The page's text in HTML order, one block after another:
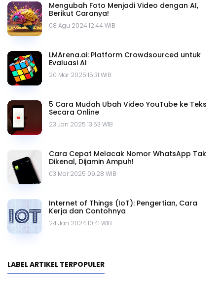
Mengubah Foto Menjadi Video dengan AI,
Berikut Caranya!
08 Agu 2024 12.44 WIB
LMArena.ai: Platform Crowdsourced untuk
Evaluasi AI
20 Mar 2025 15.31 WIB
5 Cara Mudah Ubah Video YouTube ke Teks
Secara Online
23 Jan 2025 13.53 WIB
Cara Cepat Melacak Nomor WhatsApp Tak
Dikenal, Dijamin Ampuh!
03 Mar 2025 09.28 WIB
Internet of Things (IoT): Pengertian, Cara
Kerja dan Contohnya
24 Jan 2024 10.41 WIB
LABEL ARTIKEL TERPOPULER